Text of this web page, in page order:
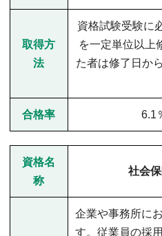
取得方
法
資格試験受験に
を一定単位以上
た者は修了日か
合格率 6.1
資格名
称
社会保
企業や事務所に
す。従業員の採